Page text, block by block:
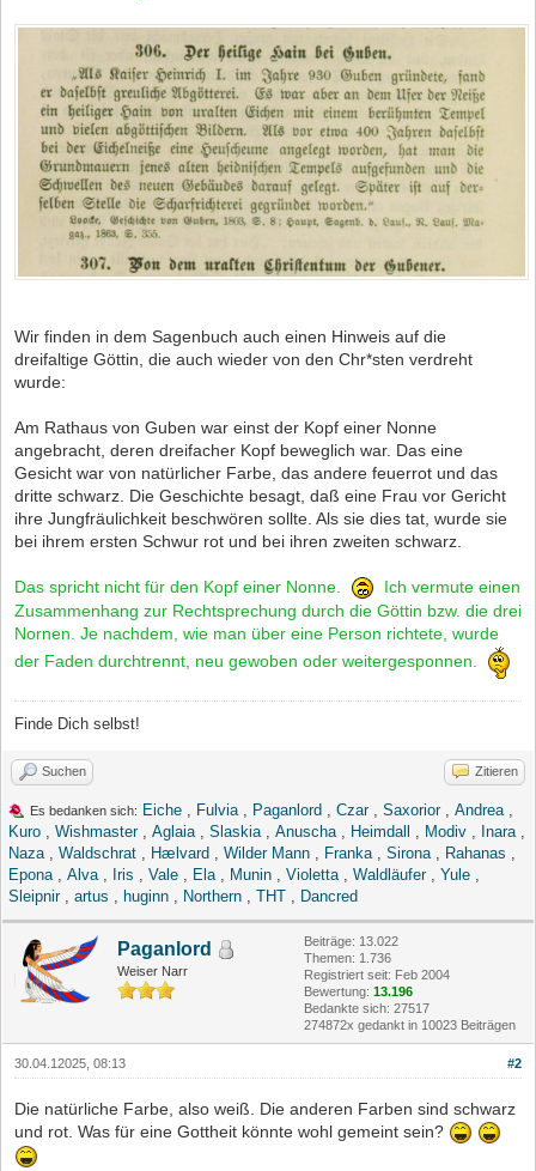
Wir finden in dem Sagenbuch auch einen Hinweis auf die
dreifaltige Göttin, die auch wieder von den Chr*sten verdreht
wurde:
Am Rathaus von Guben war einst der Kopf einer Nonne
angebracht, deren dreifacher Kopf beweglich war. Das eine
Gesicht war von natürlicher Farbe, das andere feuerrot und das
dritte schwarz. Die Geschichte besagt, daß eine Frau vor Gericht
ihre Jungfräulichkeit beschwören sollte. Als sie dies tat, wurde sie
bei ihrem ersten Schwur rot und bei ihren zweiten schwarz.
Das spricht nicht für den Kopf einer Nonne.
Ich vermute einen
Zusammenhang zur Rechtsprechung durch die Göttin bzw. die drei
Nornen. Je nachdem, wie man über eine Person richtete, wurde
der Faden durchtrennt, neu gewoben oder weitergesponnen.
Finde Dich selbst!
Suchen Zitieren
Es bedanken sich: Eiche , Fulvia, Paganlord , Czar, Saxorior, Andrea,
Kuro , Wishmaster, Aglaia, Slaskia, Anuscha, Heimdall , Modiv , Inara,
Naza, Waldschrat , Hælvard , Wilder Mann , Franka, Sirona, Rahanas ,
Epona, Alva, Iris , Vale , Ela, Munin , Violetta, Waldläufer, Yule ,
Sleipnir, artus , huginn , Northern , THT , Dancred
Paganlord
Weiser Narr
Beiträge: 13.022
Themen: 1.736
Registriert seit: Feb 2004
Bewertung: 13.196
Bedankte sich: 27517
274872x gedankt in 10023 Beiträgen
#2
30.04.12025, 08:13
Die natürliche Farbe, also weiß. Die anderen Farben sind schwarz
und rot. Was für eine Gottheit könnte wohl gemeint sein?